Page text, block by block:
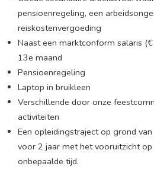
pensioenregeling, een
reiskostenvergoeding
Naast een marktconform salaris
13e maand
Pensioenregeling
Laptop in bruikleen
Verschillende door onze
activiteiten
Een opleidingstraject op grond
voor 2 jaar met het vooruitzicht
onbepaalde tijd.